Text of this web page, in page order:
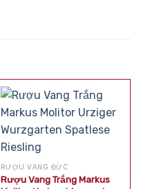
RƯỢU VANG ĐỨC
Rượu Vang Trắng Markus